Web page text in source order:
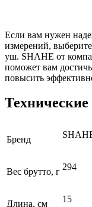
Если вам нужен
измерений,
уш. SHAHE от
поможет вам
повысить
Бренд
Вес брутто, г 294
Длина, см 15